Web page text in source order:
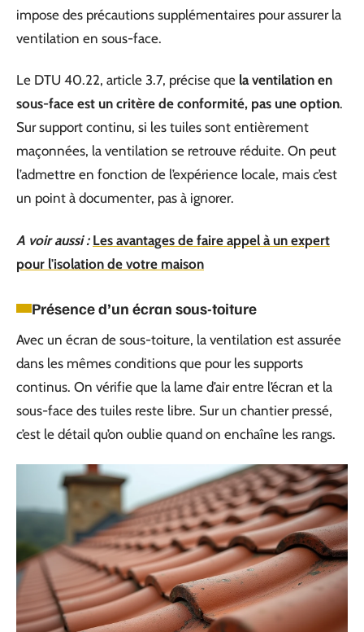
impose des précautions supplémentaires pour assurer la
ventilation en sous-face.
Le DTU 40.22, article 3.7, précise que la ventilation en
sous-face est un critère de conformité, pas une option.
Sur support continu, si les tuiles sont entièrement
maçonnées, la ventilation se retrouve réduite. On peut
l’admettre en fonction de l’expérience locale, mais c’est
un point à documenter, pas à ignorer.
A voir aussi : Les avantages de faire appel à un expert
pour l'isolation de votre maison
Présence d’un écran sous-toiture
Avec un écran de sous-toiture, la ventilation est assurée
dans les mêmes conditions que pour les supports
continus. On vérifie que la lame d’air entre l’écran et la
sous-face des tuiles reste libre. Sur un chantier pressé,
c’est le détail qu’on oublie quand on enchaîne les rangs.